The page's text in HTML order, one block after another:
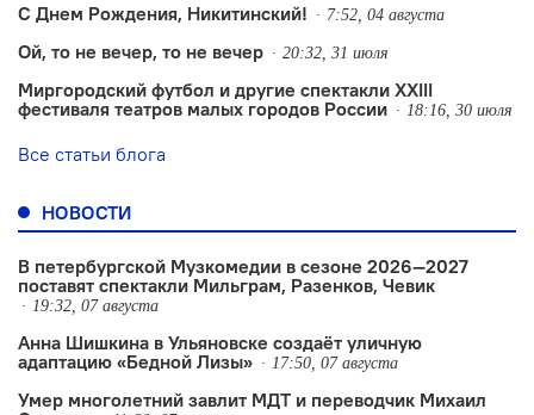
С Днем Рождения, Никитинский! 7:52, 04 августа
Ой, то не вечер, то не вечер 20:32, 31 июля
Миргородский футбол и другие спектакли XXIII
фестиваля театров малых городов России
18:16, 30 июля
Все статьи блога
НОВОСТИ
В петербургской Музкомедии в сезоне 2026—2027
поставят спектакли Мильграм, Разенков, Чевик
19:32, 07 августа
Анна Шишкина в Ульяновске создаëт уличную
адаптацию «Бедной Лизы»
17:50, 07 августа
Умер многолетний завлит МДТ и переводчик Михаил